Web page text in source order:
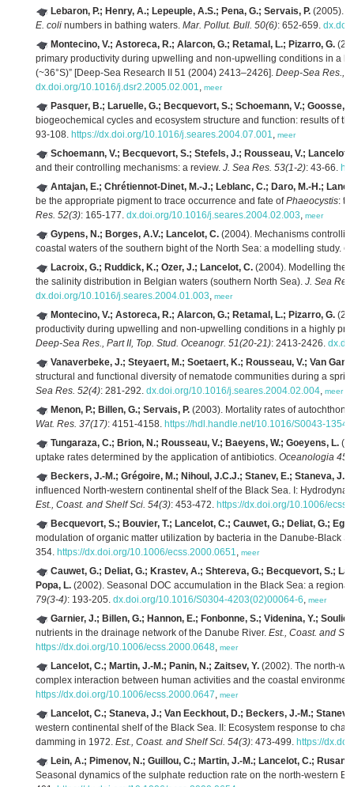
Lebaron, P.; Henry, A.; Lepeuple, A.S.; Pena, G.; Servais, P. (2005).
E. coli numbers in bathing waters. Mar. Pollut. Bull. 50(6): 652-659.
Montecino, V.; Astoreca, R.; Alarcon, G.; Retamal, L.; Pizarro, G.
primary productivity during upwelling and non-upwelling conditions in a
(~36°S)” [Deep-Sea Research II 51 (2004) 2413–2426]. Deep-Sea Res.,
dx.doi.org/10.1016/j.dsr2.2005.02.001, meer
Pasquer, B.; Laruelle, G.; Becquevort, S.; Schoemann, V.; Goosse,
biogeochemical cycles and ecosystem structure and function: results of
93-108. https://dx.doi.org/10.1016/j.seares.2004.07.001, meer
Schoemann, V.; Becquevort, S.; Stefels, J.; Rousseau, V.; Lancelot,
and their controlling mechanisms: a review. J. Sea Res. 53(1-2): 43-66.
Antajan, E.; Chrétiennot-Dinet, M.-J.; Leblanc, C.; Daro, M.-H.;
be the appropriate pigment to trace occurrence and fate ofPhaeocystis:
Res. 52(3): 165-177. dx.doi.org/10.1016/j.seares.2004.02.003, meer
Gypens, N.; Borges, A.V.; Lancelot, C. (2004). Mechanisms
coastal waters of the southern bight of the North Sea: a modelling study.
Lacroix, G.; Ruddick, K.; Ozer, J.; Lancelot, C. (2004). Modelling the
the salinity distribution in Belgian waters (southern North Sea). J. Sea
dx.doi.org/10.1016/j.seares.2004.01.003, meer
Montecino, V.; Astoreca, R.; Alarcon, G.; Retamal, L.; Pizarro, G.
productivity during upwelling and non-upwelling conditions in a highly
Deep-Sea Res., Part II, Top. Stud. Oceanogr. 51(20-21): 2413-2426.
Vanaverbeke, J.; Steyaert, M.; Soetaert, K.; Rousseau, V.; Van
structural and functional diversity of nematode communities during a
Sea Res. 52(4): 281-292. dx.doi.org/10.1016/j.seares.2004.02.004, meer
Menon, P.; Billen, G.; Servais, P. (2003). Mortality rates of
Wat. Res. 37(17): 4151-4158. https://hdl.handle.net/10.1016/S0043-
Tungaraza, C.; Brion, N.; Rousseau, V.; Baeyens, W.; Goeyens, L.
uptake rates determined by the application of antibiotics. Oceanologia
Beckers, J.-M.; Grégoire, M.; Nihoul, J.C.J.; Stanev, E.; Staneva, J.;
influenced North-western continental shelf of the Black Sea. I:
Est., Coast. and Shelf Sci. 54(3): 453-472. https://dx.doi.org/10.1006/
Becquevort, S.; Bouvier, T.; Lancelot, C.; Cauwet, G.; Deliat, G.;
modulation of organic matter utilization by bacteria in the Danube-Black
354. https://dx.doi.org/10.1006/ecss.2000.0651, meer
Cauwet, G.; Deliat, G.; Krastev, A.; Shtereva, G.; Becquevort, S.;
Popa, L. (2002). Seasonal DOC accumulation in the Black Sea: a
79(3-4): 193-205. dx.doi.org/10.1016/S0304-4203(02)00064-6, meer
Garnier, J.; Billen, G.; Hannon, E.; Fonbonne, S.; Videnina, Y.; Soulie,
nutrients in the drainage network of the Danube River. Est., Coast. and
https://dx.doi.org/10.1006/ecss.2000.0648, meer
Lancelot, C.; Martin, J.-M.; Panin, N.; Zaitsev, Y. (2002). The north-
complex interaction between human activities and the coastal
https://dx.doi.org/10.1006/ecss.2000.0647, meer
Lancelot, C.; Staneva, J.; Van Eeckhout, D.; Beckers, J.-M.; Stanev,
western continental shelf of the Black Sea. II: Ecosystem response to
damming in 1972. Est., Coast. and Shelf Sci. 54(3): 473-499. https://
Lein, A.; Pimenov, N.; Guillou, C.; Martin, J.-M.; Lancelot, C.;
Seasonal dynamics of the sulphate reduction rate on the north-western